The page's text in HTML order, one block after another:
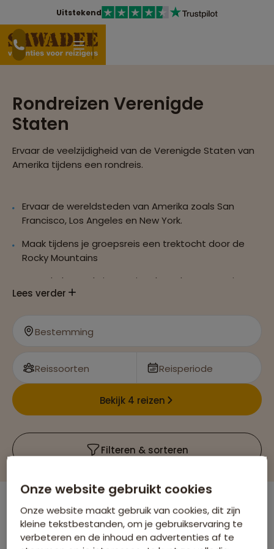
Uitstekend
Rondreizen Verenigde
Staten
Ervaar de veelzijdigheid van de Verenigde Staten van
Amerika tijdens een rondreis.
Ervaar de wereldsteden van Amerika zoals San
Francisco, Los Angeles en New York.
Maak tijdens je groepsreis een trektocht door de
Rocky Mountains
Bezoek de prachtige Nationale Parken, Yosemite,
Joshua Tree, Zion en Arches
ongelofelijke Grand Canyon.
Lees verder
Bestemming
Reissoorten Reisperiode
Bekijk 4 reizen
Filteren & sorteren
Er is1reis die voldoet aan jouw wensen
Verenigde Staten
Verwijder alle filters
Onze website gebruikt cookies
Onze website maakt gebruik van cookies, dit zijn
kleine tekstbestanden, om je gebruikservaring te
verbeteren en de inhoud en advertenties af te